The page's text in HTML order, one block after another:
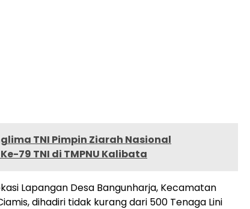
TNI Pimpin Ziarah Nasional
79 TNI di TMPNU Kalibata
Lapangan Desa Bangunharja, Kecamatan
dihadiri tidak kurang dari 500 Tenaga Lini